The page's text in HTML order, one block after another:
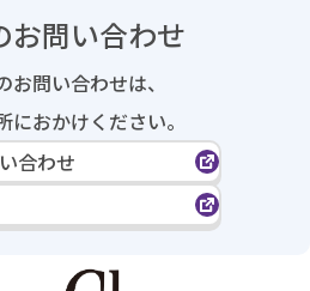
お問い合わせ
お問い合わせは、
におかけください。
合わせ